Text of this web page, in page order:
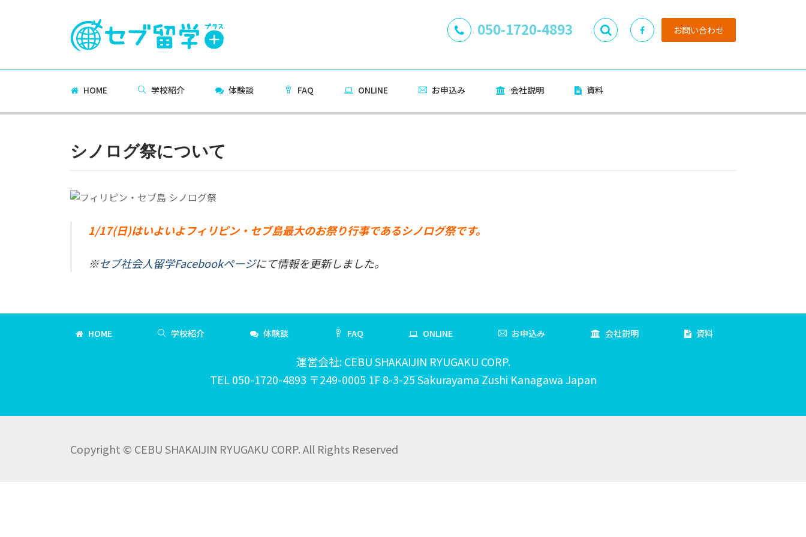
050-1720-4893 お問い合わせ
HOME 学校紹介 体験談 FAQ ONLINE お申込み 会社説明 資料
シノログ祭について
1/17(日)はいよいよフィリピン・セブ島最大のお祭り行事であるシノログ祭です。
※セブ社会人留学Facebookページにて情報を更新しました。
HOME 学校紹介 体験談 FAQ ONLINE お申込み 会社説明 資料
運営会社: CEBU SHAKAIJIN RYUGAKU CORP.
TEL 050-1720-4893 〒249-0005 1F 8-3-25 Sakurayama Zushi Kanagawa Japan
Copyright © CEBU SHAKAIJIN RYUGAKU CORP. All Rights Reserved